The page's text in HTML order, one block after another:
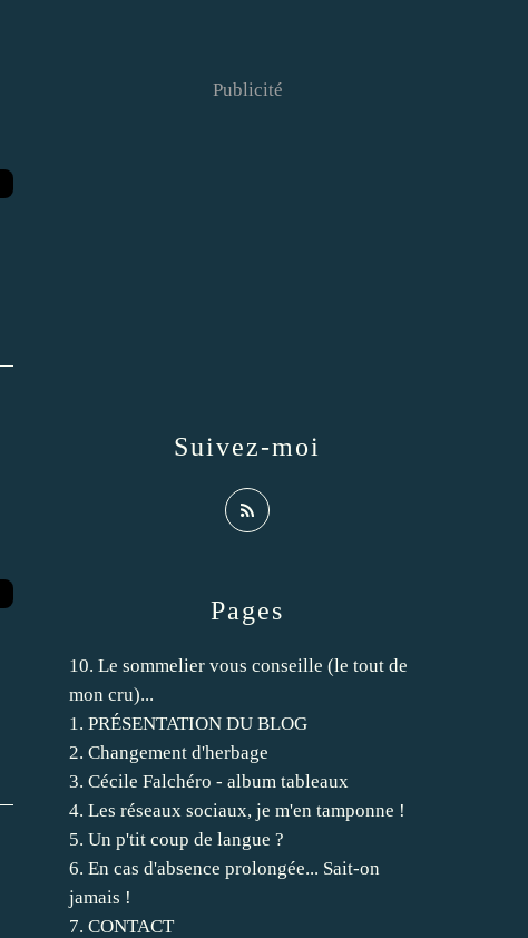
Pages
10. Le sommelier vous conseille (le tout de
mon cru)...
1. PRÉSENTATION DU BLOG
2. Changement d'herbage
3. Cécile Falchéro - album tableaux
4. Les réseaux sociaux, je m'en tamponne !
5. Un p'tit coup de langue ?
6. En cas d'absence prolongée... Sait-on
jamais !
7. CONTACT
Suivez-moi
Publicité